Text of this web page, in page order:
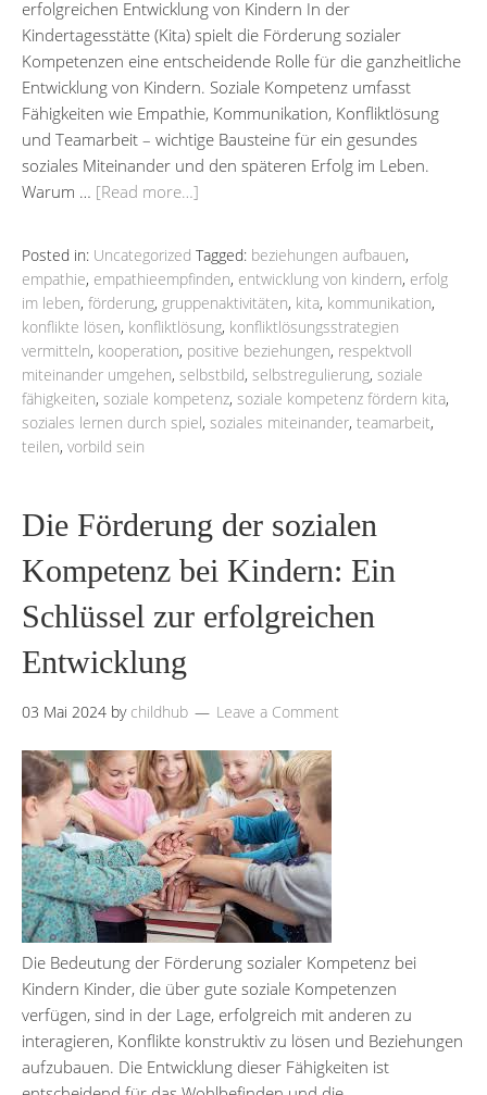
erfolgreichen Entwicklung von Kindern In der
Kindertagesstätte (Kita) spielt die Förderung sozialer
Kompetenzen eine entscheidende Rolle für die ganzheitliche
Entwicklung von Kindern. Soziale Kompetenz umfasst
Fähigkeiten wie Empathie, Kommunikation, Konfliktlösung
und Teamarbeit – wichtige Bausteine für ein gesundes
soziales Miteinander und den späteren Erfolg im Leben.
Warum … [Read more…]
Posted in: Uncategorized Tagged: beziehungen aufbauen,
empathie, empathieempfinden, entwicklung von kindern, erfolg
im leben, förderung, gruppenaktivitäten, kita, kommunikation,
konflikte lösen, konfliktlösung, konfliktlösungsstrategien
vermitteln, kooperation, positive beziehungen, respektvoll
miteinander umgehen, selbstbild, selbstregulierung, soziale
fähigkeiten, soziale kompetenz, soziale kompetenz fördern kita,
soziales lernen durch spiel, soziales miteinander, teamarbeit,
teilen, vorbild sein
Die Förderung der sozialen
Kompetenz bei Kindern: Ein
Schlüssel zur erfolgreichen
Entwicklung
03 Mai 2024 by childhub Leave a Comment
Die Bedeutung der Förderung sozialer Kompetenz bei
Kindern Kinder, die über gute soziale Kompetenzen
verfügen, sind in der Lage, erfolgreich mit anderen zu
interagieren, Konflikte konstruktiv zu lösen und Beziehungen
aufzubauen. Die Entwicklung dieser Fähigkeiten ist